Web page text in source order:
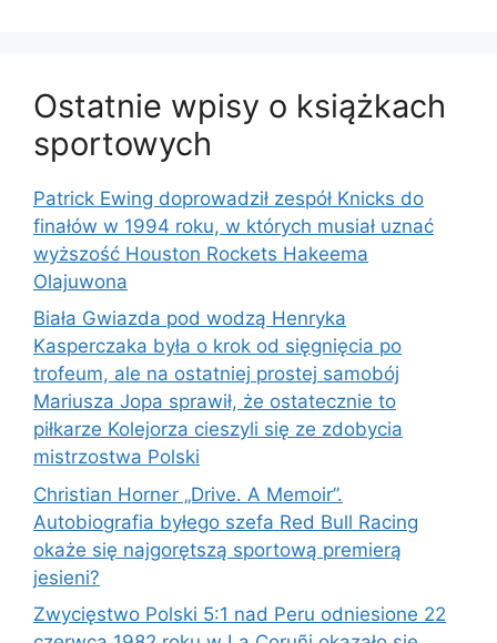
Ostatnie wpisy o książkach
sportowych
Patrick Ewing doprowadził zespół Knicks do
finałów w 1994 roku, w których musiał uznać
wyższość Houston Rockets Hakeema
Olajuwona
Biała Gwiazda pod wodzą Henryka
Kasperczaka była o krok od sięgnięcia po
trofeum, ale na ostatniej prostej samobój
Mariusza Jopa sprawił, że ostatecznie to
piłkarze Kolejorza cieszyli się ze zdobycia
mistrzostwa Polski
Christian Horner „Drive. A Memoir”.
Autobiografia byłego szefa Red Bull Racing
okaże się najgorętszą sportową premierą
jesieni?
Zwycięstwo Polski 5:1 nad Peru odniesione 22